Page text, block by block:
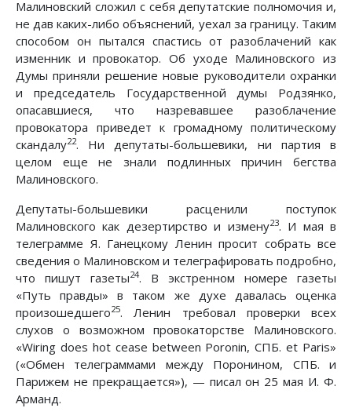
Малиновский сложил с себя депутатские полномочия и,
не дав каких-либо объяснений, уехал за границу. Таким
способом он пытался спастись от разоблачений как
изменник и провокатор. Об уходе Малиновского из
Думы приняли решение новые руководители охранки
и председатель Государственной думы Родзянко,
опасавшиеся, что назревавшее разоблачение
провокатора приведет к громадному политическому
скандалу22. Ни депутаты-большевики, ни партия в
целом еще не знали подлинных причин бегства
Малиновского.
Депутаты-большевики расценили поступок
Малиновского как дезертирство и измену23. И мая в
телеграмме Я. Ганецкому Ленин просит собрать все
сведения о Малиновском и телеграфировать подробно,
что пишут газеты24. В экстренном номере газеты
«Путь правды» в таком же духе давалась оценка
произошедшего25. Ленин требовал проверки всех
слухов о возможном провокаторстве Малиновского.
«Wiring does hot cease between Poronin, СПБ. et Paris»
(«Обмен телеграммами между Поронином, СПБ. и
Парижем не прекращается»), — писал он 25 мая И. Ф.
Арманд.